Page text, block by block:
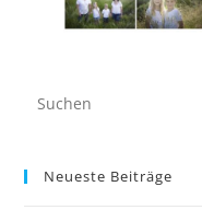
Neueste Beiträge